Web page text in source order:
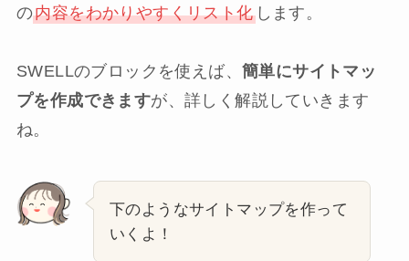
の内容をわかりやすくリスト化します。
SWELLのブロックを使えば、 簡単にサイトマッ
プを作成できますが、詳しく解説していきます
ね。
下のようなサイトマップを作って
いくよ！